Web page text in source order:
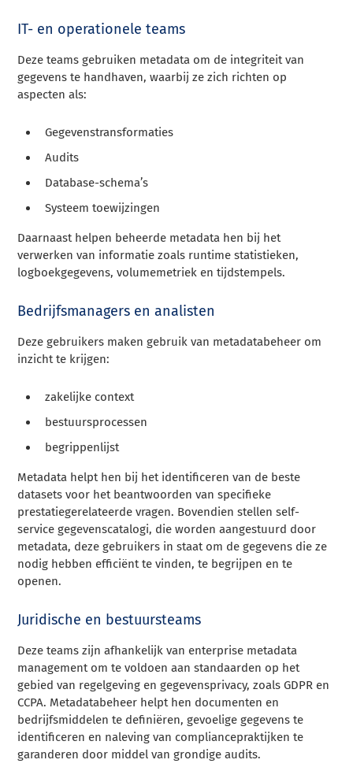
IT- en operationele teams
Deze teams gebruiken metadata om de integriteit van
gegevens te handhaven, waarbij ze zich richten op
aspecten als:
Gegevenstransformaties
Audits
Database-schema’s
Systeem toewijzingen
Daarnaast helpen beheerde metadata hen bij het
verwerken van informatie zoals runtime statistieken,
logboekgegevens, volumemetriek en tijdstempels.
Bedrijfsmanagers en analisten
Deze gebruikers maken gebruik van metadatabeheer om
inzicht te krijgen:
zakelijke context
bestuursprocessen
begrippenlijst
Metadata helpt hen bij het identificeren van de beste
datasets voor het beantwoorden van specifieke
prestatiegerelateerde vragen. Bovendien stellen self-
service gegevenscatalogi, die worden aangestuurd door
metadata, deze gebruikers in staat om de gegevens die ze
nodig hebben efficiënt te vinden, te begrijpen en te
openen.
Juridische en bestuursteams
Deze teams zijn afhankelijk van enterprise metadata
management om te voldoen aan standaarden op het
gebied van regelgeving en gegevensprivacy, zoals GDPR en
CCPA. Metadatabeheer helpt hen documenten en
bedrijfsmiddelen te definiëren, gevoelige gegevens te
identificeren en naleving van compliancepraktijken te
garanderen door middel van grondige audits.